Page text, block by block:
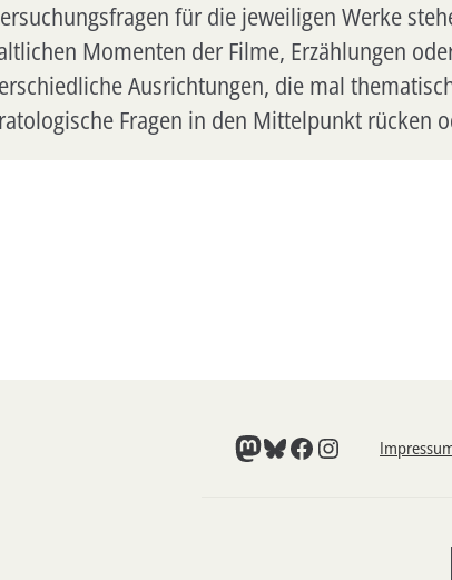
für die jeweiligen Werke
Momenten der Filme, Erzählungen
Ausrichtungen, die mal
Fragen in den Mittelpunkt rücken
Mastodon
Bluesky
Facebook
Instagram